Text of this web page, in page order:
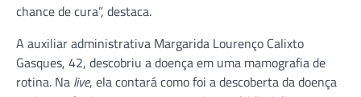
chance de cura”, destaca.
A auxiliar administrativa Margarida Lourenço Calixto
Gasques, 42, descobriu a doença em uma mamografia de
rotina. Na live, ela contará como foi a descoberta da doença